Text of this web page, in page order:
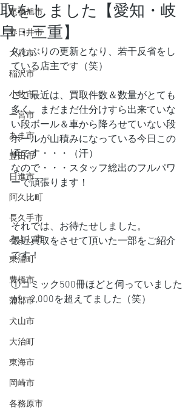
尾張旭市
春日井市
大府市
稲沢市
小牧市
一宮市
あま市
豊田市
日進市
阿久比町
長久手市
みよし市
東浦町
豊橋市
蒲郡市
犬山市
大治町
東海市
岡崎市
各務原市
取をしました【愛知・岐
阜・三重】
久しぶりの更新となり、若干反省をし
ている店主です（笑）
ここ最近は、買取件数＆数量がとても
多く、まだまだ仕分けすら出来ていな
い段ボール＆車から降ろせていない段
ボールが山積みになっている今日この
頃です・・・（汗）
なので・・・スタッフ総出のフルパワ
ーで頑張ります！
それでは、お待たせしました。
最近買取をさせて頂いた一部をご紹介
です！
①コミック500冊ほどと伺っていました
が、2,000を超えてました（笑）